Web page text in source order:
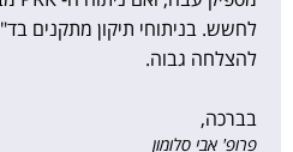
לחשש. בניתוחי תיקון מתקנים
להצלחה גבוה.
בברכה,
פרופ' אבי סלומון